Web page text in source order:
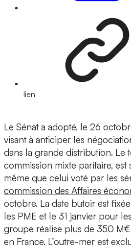
lien
Le Sénat a adopté, le 26
visant à anticiper les
dans la grande distribution. Le
commission mixte paritaire, est
même que celui voté par les
commission des Affaires
octobre. La date butoir est
les PME et le 31 janvier pour
groupe réalise plus de 350 M€
en France. L’outre-mer est